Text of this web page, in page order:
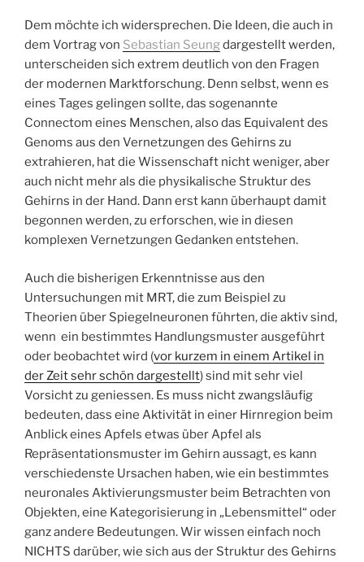
Dem möchte ich widersprechen. Die Ideen, die auch in
dem Vortrag von Sebastian Seungdargestellt werden,
unterscheiden sich extrem deutlich von den Fragen
der modernen Marktforschung. Denn selbst, wenn es
eines Tages gelingen sollte, das sogenannte
Connectom eines Menschen, also das Equivalent des
Genoms aus den Vernetzungen des Gehirns zu
extrahieren, hat die Wissenschaft nicht weniger, aber
auch nicht mehr als die physikalische Struktur des
Gehirns in der Hand. Dann erst kann überhaupt damit
begonnen werden, zu erforschen, wie in diesen
komplexen Vernetzungen Gedanken entstehen.
Auch die bisherigen Erkenntnisse aus den
Untersuchungen mit MRT, die zum Beispiel zu
Theorien über Spiegelneuronen führten, die aktiv sind,
wenn ein bestimmtes Handlungsmuster ausgeführt
oder beobachtet wird (vor kurzem in einem Artikel in
der Zeit sehr schön dargestellt) sind mit sehr viel
Vorsicht zu geniessen. Es muss nicht zwangsläufig
bedeuten, dass eine Aktivität in einer Hirnregion beim
Anblick eines Apfels etwas über Apfel als
Repräsentationsmuster im Gehirn aussagt, es kann
verschiedenste Ursachen haben, wie ein bestimmtes
neuronales Aktivierungsmuster beim Betrachten von
Objekten, eine Kategorisierung in „Lebensmittel“ oder
ganz andere Bedeutungen. Wir wissen einfach noch
NICHTS darüber, wie sich aus der Struktur des Gehirns